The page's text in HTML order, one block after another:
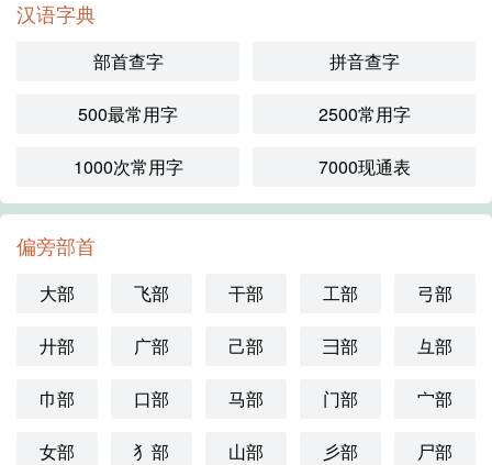
汉语字典
部首查字 拼音查字
500最常用字 2500常用字
1000次常用字 7000现通表
偏旁部首
大部 飞部 干部 工部 弓部
廾部 广部 己部 彐部 彑部
巾部 口部 马部 门部 宀部
女部 犭部 山部 彡部 尸部